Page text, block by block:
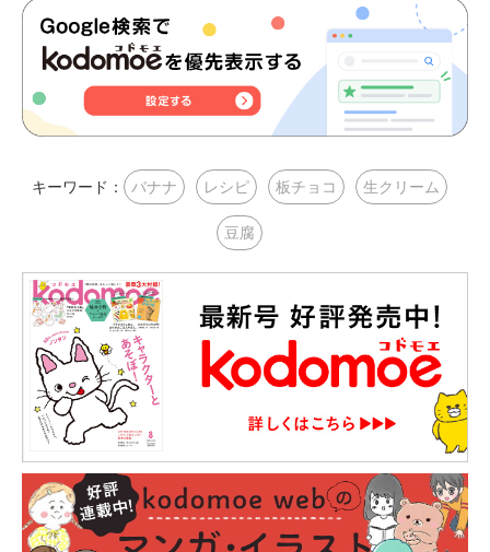
キーワード： バナナ レシピ 板チョコ 生クリーム
豆腐